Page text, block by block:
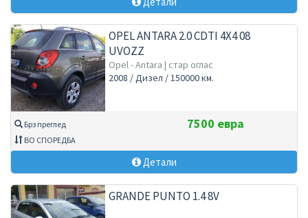
OPEL ANTARA 2.0 CDTI 4X4 08
UVOZZ
Opel - Antara | стар оглас
2008 / Дизел / 150000 км.
Брз преглед
ВО СПОРЕДБА
7500 евра
Детали
GRANDE PUNTO 1.4 8V